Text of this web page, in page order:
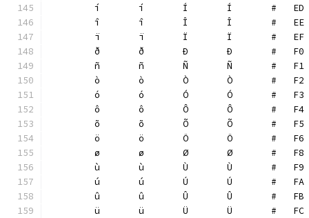
	í	í	Í	Í	#   ED
	î	î	Î	Î	#   EE
	ï	ï	Ï	Ï	#   EF
	ð	ð	Ð	Ð	#   F0
	ñ	ñ	Ñ	Ñ	#   F1
	ò	ò	Ò	Ò	#   F2
	ó	ó	Ó	Ó	#   F3
	ô	ô	Ô	Ô	#   F4
	õ	õ	Õ	Õ	#   F5
	ö	ö	Ö	Ö	#   F6
	ø	ø	Ø	Ø	#   F8
	ù	ù	Ù	Ù	#   F9
	ú	ú	Ú	Ú	#   FA
	û	û	Û	Û	#   FB
	ü	ü	Ü	Ü	#   FC